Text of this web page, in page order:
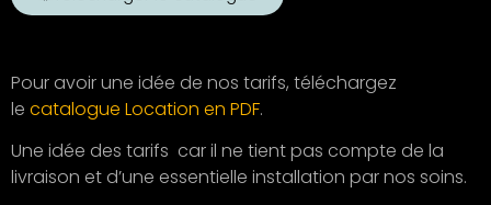
Pour avoir une idée de nos tarifs, téléchargez
le catalogue Location en PDF.
Une idée des tarifs car il ne tient pas compte de la
livraison et d’une essentielle installation par nos soins.